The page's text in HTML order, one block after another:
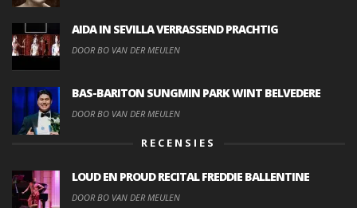
AIDA IN SEVILLA VERRASSEND PRACHTIG
DOOR BO VAN DER MEULEN
BAS-BARITON SUNGMIN PARK WINT BELVEDERE
DOOR BO VAN DER MEULEN
RECENSIES
LOUD EN PROUD RECITAL FREDDIE BALLENTINE
DOOR BO VAN DER MEULEN